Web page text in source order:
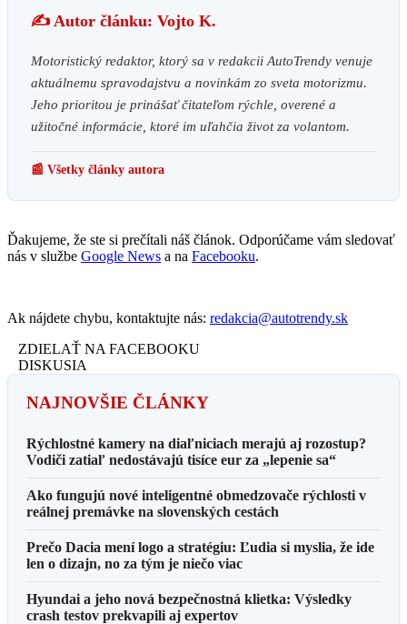
✍️ Autor článku: Vojto K.
Motoristický redaktor, ktorý sa v redakcii AutoTrendy venuje
aktuálnemu spravodajstvu a novinkám zo sveta motorizmu.
Jeho prioritou je prinášať čitateľom rýchle, overené a
užitočné informácie, ktoré im uľahčia život za volantom.
📰 Všetky články autora
Ďakujeme, že ste si prečítali náš článok. Odporúčame vám sledovať
nás v službe Google News a na Facebooku.
Ak nájdete chybu, kontaktujte nás: redakcia@autotrendy.sk
ZDIELAŤ NA FACEBOOKU
DISKUSIA
NAJNOVŠIE ČLÁNKY
Rýchlostné kamery na diaľniciach merajú aj rozostup?
Vodiči zatiaľ nedostávajú tisíce eur za „lepenie sa“
Ako fungujú nové inteligentné obmedzovače rýchlosti v
reálnej premávke na slovenských cestách
Prečo Dacia mení logo a stratégiu: Ľudia si myslia, že ide
len o dizajn, no za tým je niečo viac
Hyundai a jeho nová bezpečnostná klietka: Výsledky
crash testov prekvapili aj expertov